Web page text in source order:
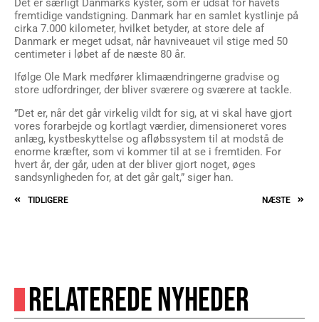
Det er særligt Danmarks kyster, som er udsat for havets
fremtidige vandstigning. Danmark har en samlet kystlinje på
cirka 7.000 kilometer, hvilket betyder, at store dele af
Danmark er meget udsat, når havniveauet vil stige med 50
centimeter i løbet af de næste 80 år.
Ifølge Ole Mark medfører klimaændringerne gradvise og
store udfordringer, der bliver sværere og sværere at tackle.
”Det er, når det går virkelig vildt for sig, at vi skal have gjort
vores forarbejde og kortlagt værdier, dimensioneret vores
anlæg, kystbeskyttelse og afløbssystem til at modstå de
enorme kræfter, som vi kommer til at se i fremtiden. For
hvert år, der går, uden at der bliver gjort noget, øges
sandsynligheden for, at det går galt,” siger han.
TIDLIGERE NÆSTE
RELATEREDE NYHEDER